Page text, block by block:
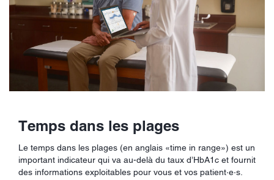
Temps dans les plages
Le temps dans les plages (en anglais «time in range») est un
important indicateur qui va au-delà du taux d’HbA1c et fournit
des informations exploitables pour vous et vos patient·e·s.